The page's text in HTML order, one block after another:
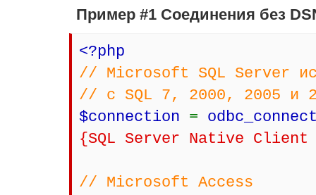
Пример #1 Соединения без
<?php
// Microsoft SQL Server
// с SQL 7, 2000, 2005 и
$connection =
{SQL Server Native Client
// Microsoft Access